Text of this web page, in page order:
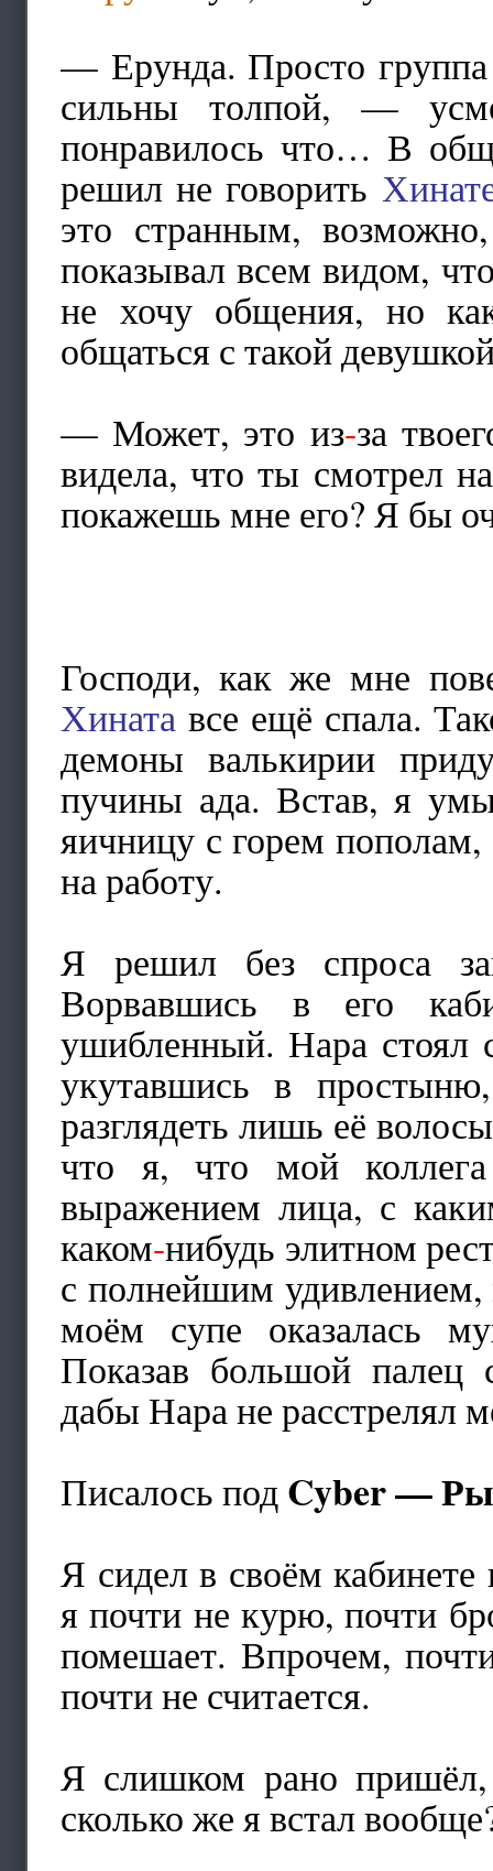
— Ерунда. Просто группа
сильны толпой, —
понравилось что… В
решил не говорить
это странным,
показывал всем видом,
не хочу общения, но
общаться с такой
— Может, это из-за
видела, что ты смотрел
покажешь мне его? Я бы
Господи, как же мне
Хината все ещё спала.
демоны валькирии
пучины ада. Встав, я
яичницу с горем
на работу.
Я решил без спроса
Ворвавшись в его
ушибленный. Нара стоял
укутавшись в
разглядеть лишь её
что я, что мой
выражением лица, с
каком-нибудь элитном
с полнейшим удивлением,
моём супе оказалась
Показав большой палец
дабы Нара не расстрелял
Писалось подCyber —
Я сидел в своём
я почти не курю, почти
помешает. Впрочем,
почти не считается.
Я слишком рано
сколько же я встал